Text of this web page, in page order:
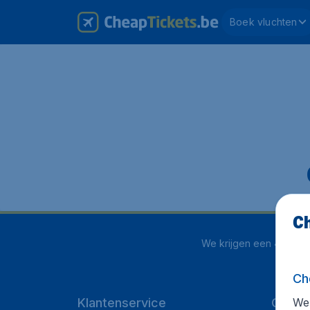
Boek vluchten
We krijgen een 4.1 uit 5
Klantenservice